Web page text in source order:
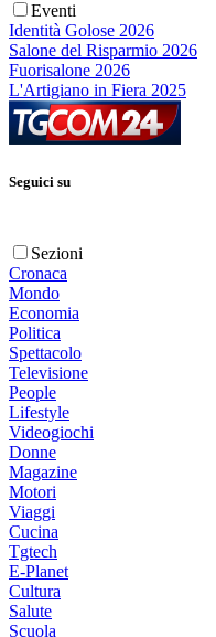
Eventi
Identità Golose 2026
Salone del Risparmio 2026
Fuorisalone 2026
L'Artigiano in Fiera 2025
Seguici su
Sezioni
Cronaca
Mondo
Economia
Politica
Spettacolo
Televisione
People
Lifestyle
Videogiochi
Donne
Magazine
Motori
Viaggi
Cucina
Tgtech
E-Planet
Cultura
Salute
Scuola